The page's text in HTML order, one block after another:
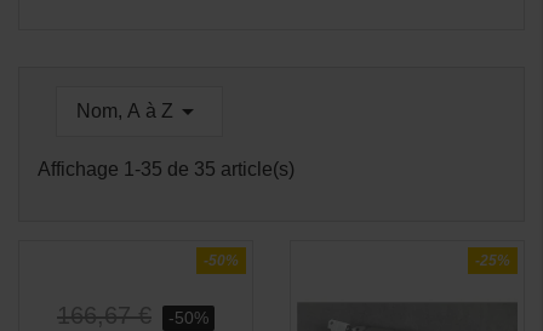
Nom, A à Z 
Affichage 1-35 de 35 article(s)
-50%
166,67 € -50%
-25%